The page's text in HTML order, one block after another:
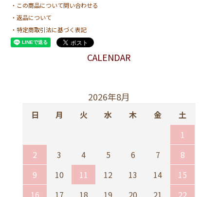
・この商品について問い合わせる
・返品について
・特定商取引法に基づく表記
CALENDAR
2026年8月
日 月 火 水 木 金
土
1
2
3 4 5 6 7
8
9
10 11 12 13 14
15
16
17 18 19 20 21
22